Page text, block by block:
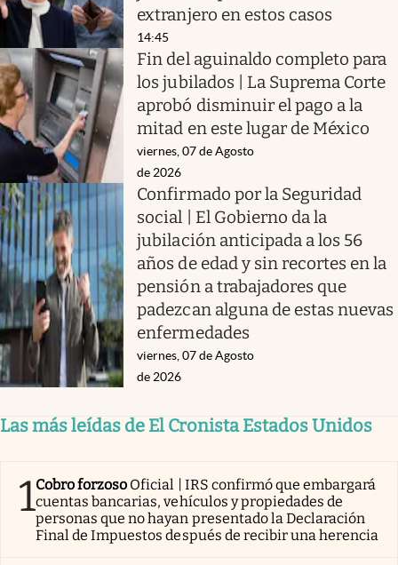
extranjero en estos casos
14:45
Fin del aguinaldo completo para
los jubilados | La Suprema Corte
aprobó disminuir el pago a la
mitad en este lugar de México
viernes, 07 de Agosto
de 2026
Confirmado por la Seguridad
social | El Gobierno da la
jubilación anticipada a los 56
años de edad y sin recortes en la
pensión a trabajadores que
padezcan alguna de estas nuevas
enfermedades
viernes, 07 de Agosto
de 2026
Las más leídas de El Cronista Estados Unidos
1Cobro forzoso Oficial | IRS confirmó que embargará
cuentas bancarias, vehículos y propiedades de
personas que no hayan presentado la Declaración
Final de Impuestos después de recibir una herencia